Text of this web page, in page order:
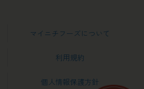
マイニチフーズについて
利用規約
個人情報保護方針